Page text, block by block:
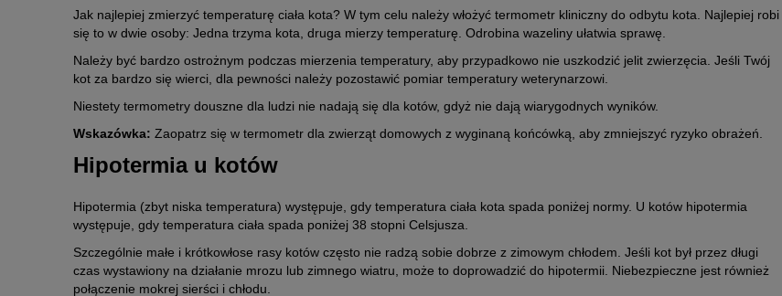
Jak najlepiej zmierzyć temperaturę ciała kota? W tym celu należy włożyć termometr kliniczny do odbytu kota. Najlepiej robi
się to w dwie osoby: Jedna trzyma kota, druga mierzy temperaturę. Odrobina wazeliny ułatwia sprawę.
Należy być bardzo ostrożnym podczas mierzenia temperatury, aby przypadkowo nie uszkodzić jelit zwierzęcia. Jeśli Twój
kot za bardzo się wierci, dla pewności należy pozostawić pomiar temperatury weterynarzowi.
Niestety termometry douszne dla ludzi nie nadają się dla kotów, gdyż nie dają wiarygodnych wyników.
Wskazówka: Zaopatrz się w termometr dla zwierząt domowych z wyginaną końcówką, aby zmniejszyć ryzyko obrażeń.
Hipotermia u kotów
Hipotermia (zbyt niska temperatura) występuje, gdy temperatura ciała kota spada poniżej normy. U kotów hipotermia
występuje, gdy temperatura ciała spada poniżej 38 stopni Celsjusza.
Szczególnie małe i krótkowłose rasy kotów często nie radzą sobie dobrze z zimowym chłodem. Jeśli kot był przez długi
czas wystawiony na działanie mrozu lub zimnego wiatru, może to doprowadzić do hipotermii. Niebezpieczne jest również
połączenie mokrej sierści i chłodu.